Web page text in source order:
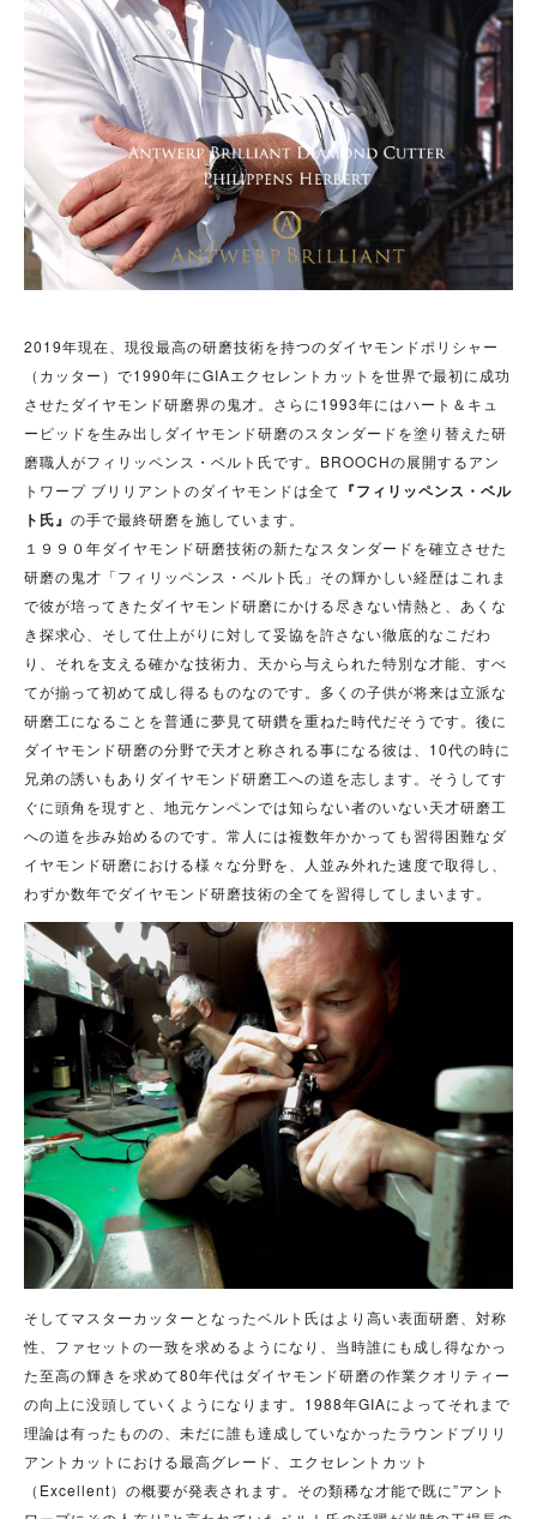
2019年現在、現役最高の研磨技術を持つのダイヤモンドポリシャー
（カッター）で1990年にGIAエクセレントカットを世界で最初に成功
させたダイヤモンド研磨界の鬼才。さらに1993年にはハート＆キュ
ーピッドを生み出しダイヤモンド研磨のスタンダードを塗り替えた研
磨職人がフィリッペンス・ベルト氏です。BROOCHの展開するアン
トワープ ブリリアントのダイヤモンドは全て 『フィリッペンス・ベル
ト氏』 の手で最終研磨を施しています。
１９９０年ダイヤモンド研磨技術の新たなスタンダードを確立させた
研磨の鬼才「フィリッペンス・ベルト氏」その輝かしい経歴はこれま
で彼が培ってきたダイヤモンド研磨にかける尽きない情熱と、あくな
き探求心、そして仕上がりに対して妥協を許さない徹底的なこだわ
り、それを支える確かな技術力、天から与えられた特別な才能、すべ
てが揃って初めて成し得るものなのです。多くの子供が将来は立派な
研磨工になることを普通に夢見て研鑽を重ねた時代だそうです。後に
ダイヤモンド研磨の分野で天才と称される事になる彼は、10代の時に
兄弟の誘いもありダイヤモンド研磨工への道を志します。そうしてす
ぐに頭角を現すと、地元ケンペンでは知らない者のいない天才研磨工
への道を歩み始めるのです。常人には複数年かかっても習得困難なダ
イヤモンド研磨における様々な分野を、人並み外れた速度で取得し、
わずか数年でダイヤモンド研磨技術の全てを習得してしまいます。
そしてマスターカッターとなったベルト氏はより高い表面研磨、対称
性、ファセットの一致を求めるようになり、当時誰にも成し得なかっ
た至高の輝きを求めて80年代はダイヤモンド研磨の作業クオリティー
の向上に没頭していくようになります。1988年GIAによってそれまで
理論は有ったものの、未だに誰も達成していなかったラウンドブリリ
アントカットにおける最高グレード、エクセレントカット
（Excellent）の概要が発表されます。その類稀な才能で既に”アント